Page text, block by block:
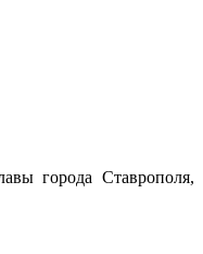
города Ставрополя,